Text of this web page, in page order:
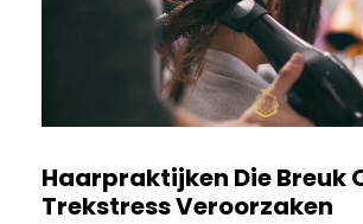
Haarpraktijken Die Breuk
Trekstress Veroorzaken